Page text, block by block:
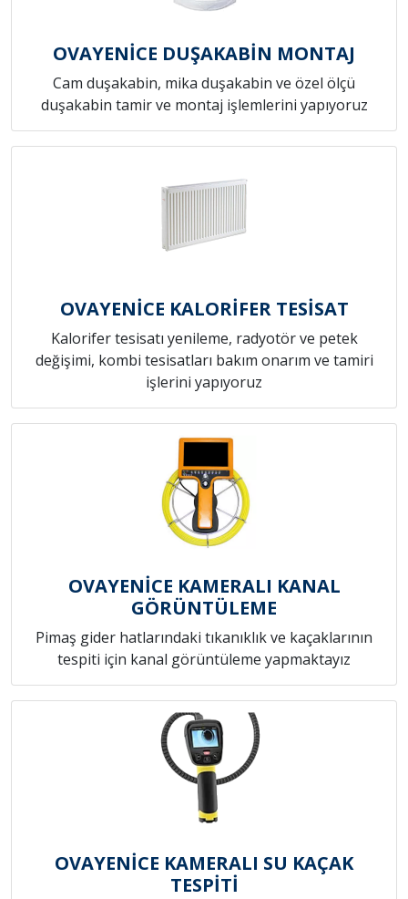
OVAYENİCE DUŞAKABİN MONTAJ
Cam duşakabin, mika duşakabin ve özel ölçü
duşakabin tamir ve montaj işlemlerini yapıyoruz
OVAYENİCE KALORİFER TESİSAT
Kalorifer tesisatı yenileme, radyotör ve petek
değişimi, kombi tesisatları bakım onarım ve tamiri
işlerini yapıyoruz
OVAYENİCE KAMERALI KANAL
GÖRÜNTÜLEME
Pimaş gider hatlarındaki tıkanıklık ve kaçaklarının
tespiti için kanal görüntüleme yapmaktayız
OVAYENİCE KAMERALI SU KAÇAK
TESPİTİ